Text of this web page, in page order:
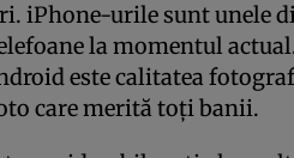
iPhone-urile sunt unele
la momentul
este calitatea
care merită toți banii.